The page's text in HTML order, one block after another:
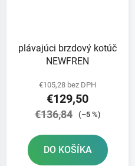
plávajúci brzdový kotúč
NEWFREN
€105,28 bez DPH
€129,50
€136,84 (–5 %)
DO KOŠÍKA